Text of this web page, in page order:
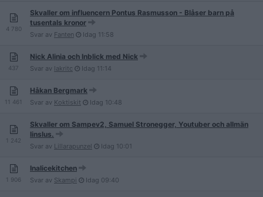
4 780
Skvaller om influencern Pontus Rasmusson - Blåser barn på
tusentals kronor
Svar av Fanten Idag 11:58
437
Nick Alinia och Inblick med Nick
Svar av lakritc Idag 11:14
11 461
Håkan Bergmark
Svar av Koktiskit Idag 10:48
1 242
Skvaller om Sampev2, Samuel Stronegger, Youtuber och allmän
linslus.
Svar av Lillarapunzel Idag 10:01
1 906
Inalicekitchen
Svar av Skampi Idag 09:40